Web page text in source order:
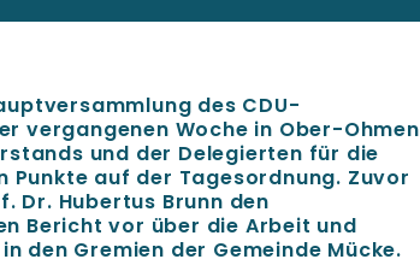
des CDU-
vergangenen Woche in Ober-Ohmen
und der Delegierten für die
auf der Tagesordnung. Zuvor
Dr. Hubertus Brunn den
Bericht vor über die Arbeit und
den Gremien der Gemeinde Mücke.